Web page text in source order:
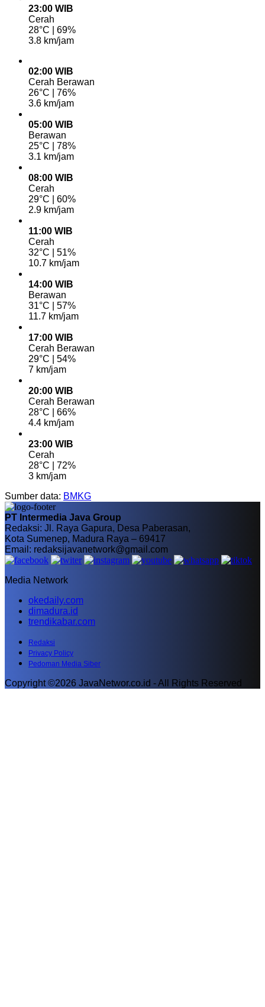
23:00 WIB
Cerah
28°C | 69%
3.8 km/jam
02:00 WIB
Cerah Berawan
26°C | 76%
3.6 km/jam
05:00 WIB
Berawan
25°C | 78%
3.1 km/jam
08:00 WIB
Cerah
29°C | 60%
2.9 km/jam
11:00 WIB
Cerah
32°C | 51%
10.7 km/jam
14:00 WIB
Berawan
31°C | 57%
11.7 km/jam
17:00 WIB
Cerah Berawan
29°C | 54%
7 km/jam
20:00 WIB
Cerah Berawan
28°C | 66%
4.4 km/jam
23:00 WIB
Cerah
28°C | 72%
3 km/jam
Sumber data: BMKG
PT Intermedia Java Group
Redaksi: Jl. Raya Gapura, Desa Paberasan,
Kota Sumenep, Madura Raya – 69417
Email: redaksijavanetwork@gmail.com
Media Network
okedaily.com
dimadura.id
trendikabar.com
Redaksi
Privacy Policy
Pedoman Media Siber
Copyright ©2026 JavaNetwor.co.id - All Rights Reserved